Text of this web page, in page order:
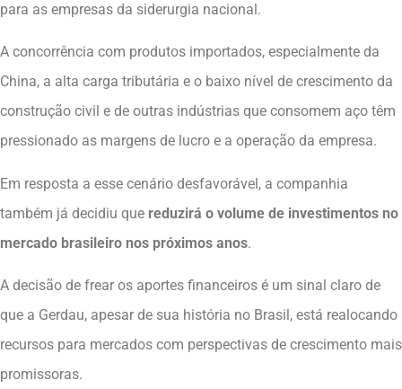
para as empresas da siderurgia nacional.
A concorrência com produtos importados, especialmente da
China, a alta carga tributária e o baixo nível de crescimento da
construção civil e de outras indústrias que consomem aço têm
pressionado as margens de lucro e a operação da empresa.
Em resposta a esse cenário desfavorável, a companhia
também já decidiu que reduzirá o volume de investimentos no
mercado brasileiro nos próximos anos.
A decisão de frear os aportes financeiros é um sinal claro de
que a Gerdau, apesar de sua história no Brasil, está realocando
recursos para mercados com perspectivas de crescimento mais
promissoras.